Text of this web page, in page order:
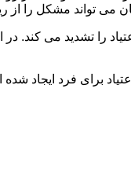
می تواند مشکل را از
را تشدید می کند.
برای فرد